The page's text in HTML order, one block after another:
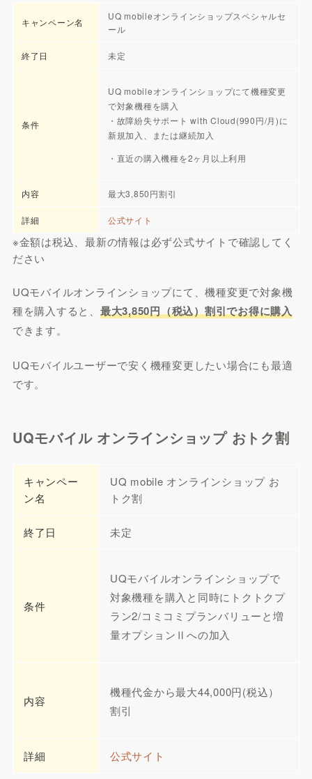
キャンペーン名
UQ mobileオンラインショップスペシャルセ
ール
終了日 未定
条件
UQ mobileオンラインショップにて機種変更
で対象機種を購入
・故障紛失サポート with Cloud(990円/月)に
新規加入、または継続加入
・直近の購入機種を2ヶ月以上利用
内容 最大3,850円割引
詳細 公式サイト
※金額は税込、最新の情報は必ず公式サイトで確認してく
ださい
UQモバイルオンラインショップにて、機種変更で対象機
種を購入すると、 最大3,850円（税込）割引でお得に購入
できます。
UQモバイルユーザーで安く機種変更したい場合にも最適
です。
UQモバイル オンラインショップ おトク割
キャンペー
ン名
UQ mobile オンラインショップ お
トク割
終了日 未定
条件
UQモバイルオンラインショップで
対象機種を購入と同時にトクトクプ
ラン2/コミコミプランバリューと増
量オプションⅡへの加入
内容
機種代金から最大44,000円(税込）
割引
詳細 公式サイト